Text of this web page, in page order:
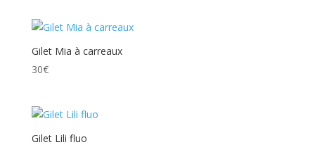
Gilet Mia à carreaux
30€
Gilet Lili fluo